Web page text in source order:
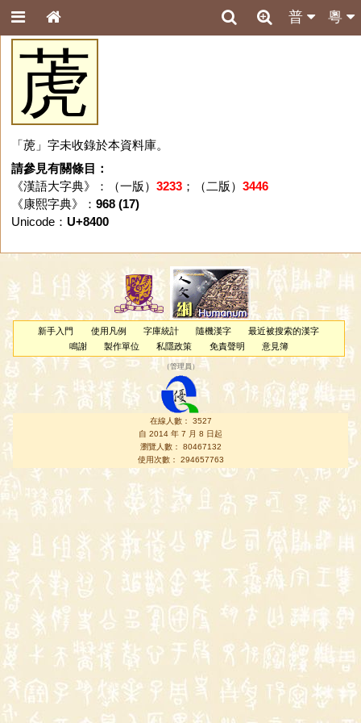
粵
普
萀
「萀」字未收錄於本資料庫。
請參見有關條目：
《漢語大字典》：（一版） 3233；（二版） 3446
《康熙字典》： 968 (17)
Unicode： U+8400
新手入門 使用凡例 字庫統計 隨機漢字
最近被搜索的漢字
鳴謝
製作單位 私隱政策 免責聲明 意見簿
（管理員 ）
在線人數： 3527
自 2014 年 7 月 8 日起
瀏覽人數： 80467132
使用次數： 294657763